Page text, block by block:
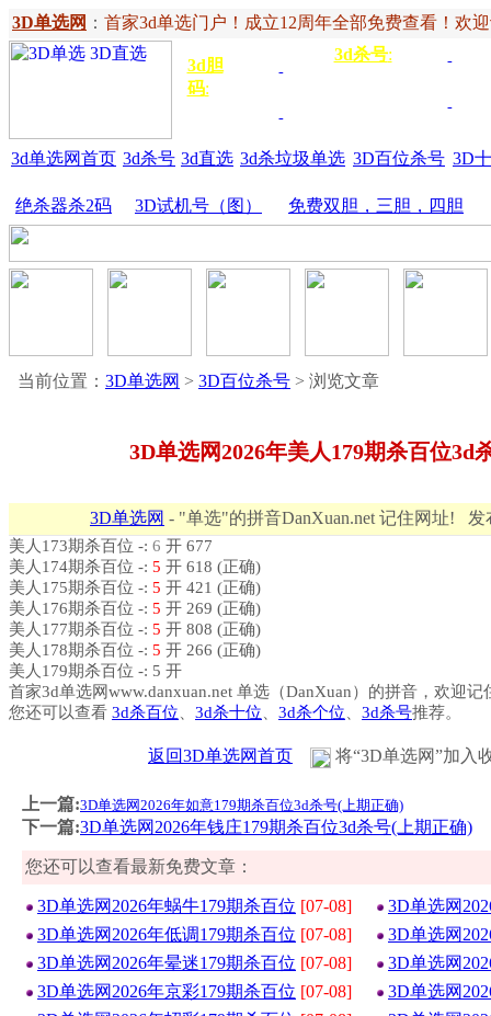
3D单选网 ： 首家3d单选门户！成立12周年全部免费查看！欢
3d胆
码:
3d杀号:
3d单选网首页 3d杀号 3d直选 3d杀垃圾单选 3D百位杀号 3D
绝杀器杀2码 3D试机号（图） 免费双胆，三胆，四胆
当前位置： 3D单选网 > 3D百位杀号 > 浏览文章
3D单选网2026年美人179期杀百位3d
3D单选网 - "单选"的拼音DanXuan.net 记住网址! 发
美人173期杀百位 -: 6 开 677
美人174期杀百位 -: 5 开 618 (正确)
美人175期杀百位 -: 5 开 421 (正确)
美人176期杀百位 -: 5 开 269 (正确)
美人177期杀百位 -: 5 开 808 (正确)
美人178期杀百位 -: 5 开 266 (正确)
美人179期杀百位 -: 5 开
首家3d单选网www.danxuan.net 单选（DanXuan）的拼音，欢迎记
您还可以查看 3d杀百位 3d杀十位 3d杀个位 3d杀号推荐。
返回3D单选网首页 将“3D单选网”加入
上一篇:3D单选网2026年如意179期杀百位3d杀号(上期正确)
下一篇:3D单选网2026年钱庄179期杀百位3d杀号(上期正确)
您还可以查看最新免费文章：
3D单选网2026年蜗牛179期杀百位 [07-08]
3D单选网
3D单选网2026年低调179期杀百位 [07-08]
3D单选网
3D单选网2026年晕迷179期杀百位 [07-08]
3D单选网
3D单选网2026年京彩179期杀百位 [07-08]
3D单选网